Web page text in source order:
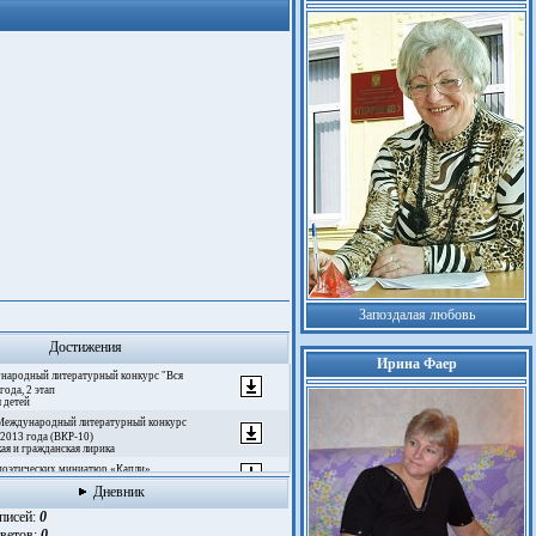
Достижения
литературный конкурс "Вся
2 этап
детей
литературный конкурс
2013 года (ВКР-10)
и гражданская лирика
миниатюр «Капли»
мир» (свободная тема)
издательский проект «ПИШУЩАЯ
Дневник
0
Запоздалая любовь
Ирина Фаер